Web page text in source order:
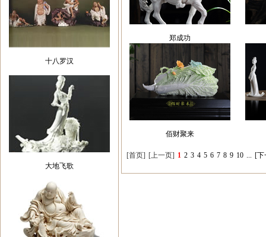
十八罗汉
大地飞歌
郑成功
佰财聚来
[首页] [上一页] 1 2 3 4 5 6 7 8 9 10 ... [下